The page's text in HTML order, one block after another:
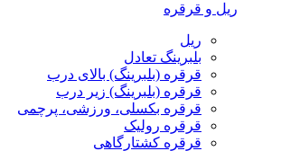
ریل و قرقره
ریل
بلبرینگ تعادل
قرقره (بلبرینگ) بالای درب
قرقره (بلبرینگ) زیر درب
قرقره بکسلی، ورزشی، پرچمی
قرقره رولیک
قرقره کشتارگاهی